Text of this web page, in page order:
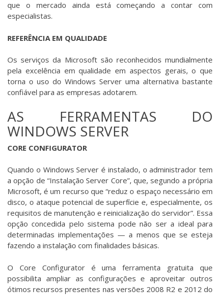
que o mercado ainda está começando a contar com
especialistas.
REFERÊNCIA EM QUALIDADE
Os serviços da Microsoft são reconhecidos mundialmente
pela excelência em qualidade em aspectos gerais, o que
torna o uso do Windows Server uma alternativa bastante
confiável para as empresas adotarem.
AS FERRAMENTAS DO
WINDOWS SERVER
CORE CONFIGURATOR
Quando o Windows Server é instalado, o administrador tem
a opção de “Instalação Server Core”, que, segundo a própria
Microsoft, é um recurso que “reduz o espaço necessário em
disco, o ataque potencial de superfície e, especialmente, os
requisitos de manutenção e reinicialização do servidor”. Essa
opção concedida pelo sistema pode não ser a ideal para
determinadas implementações — a menos que se esteja
fazendo a instalação com finalidades básicas.
O Core Configurator é uma ferramenta gratuita que
possibilita ampliar as configurações e aproveitar outros
ótimos recursos presentes nas versões 2008 R2 e 2012 do